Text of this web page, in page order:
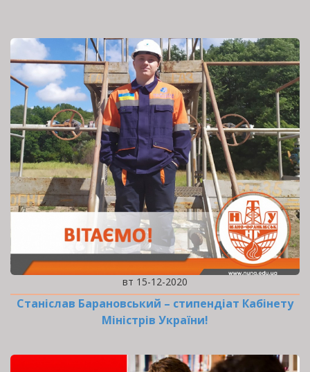
вт 15-12-2020
Станіслав Барановський – стипендіат Кабінету
Міністрів України!